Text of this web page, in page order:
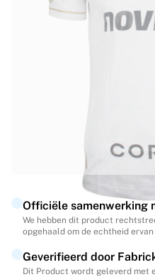
Highlights
Paris Saint-Germain
FC Bayern München
Bekijk alle teams
Topcompetities
Wereldkampioenschappen
Premier League
La Liga
Officiële samenwerking
We hebben dit product
opgehaald om de echtheid
Geverifieerd door
Dit Product wordt geleverd